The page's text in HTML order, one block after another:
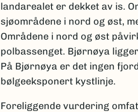
landarealet er dekket av is.
sjøområdene i nord og øst,
Områdene i nord og øst
polbassenget. Bjørnøya
På Bjørnøya er det ingen
bølgeeksponert kystlinje.
Foreliggende vurdering